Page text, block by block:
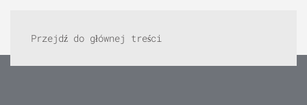
Przejdź do głównej treści